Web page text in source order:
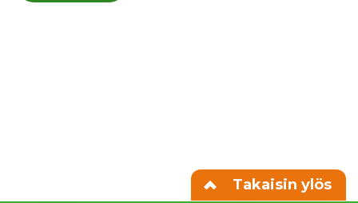
Takaisin ylös